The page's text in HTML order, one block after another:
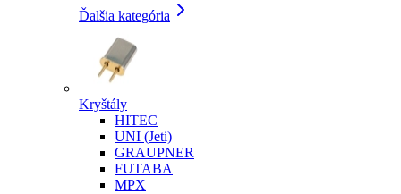
Ďalšia kategória
Kryštály
HITEC
UNI (Jeti)
GRAUPNER
FUTABA
MPX